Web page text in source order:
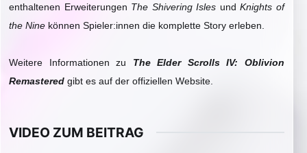
enthaltenen Erweiterungen The Shivering Isles undKnights of
the Nine können Spieler:innen die komplette Story erleben.
Weitere Informationen zu The Elder Scrolls IV: Oblivion
Remastered gibt es auf der offiziellen Website.
VIDEO ZUM BEITRAG